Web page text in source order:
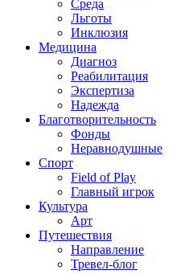
Среда
Льготы
Инклюзия
Медицина
Диагноз
Реабилитация
Экспертиза
Надежда
Благотворительность
Фонды
Неравнодушные
Спорт
Field of Play
Главный игрок
Культура
Арт
Путешествия
Направление
Тревел-блог